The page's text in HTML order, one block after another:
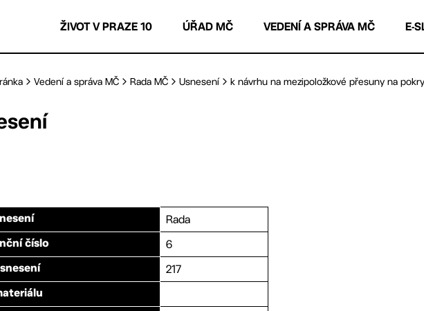
ŽIVOT V PRAZE 10 ÚŘAD MČ VEDENÍ A SPRÁVA MČ E-
Vedení a správa MČ Rada MČ Usnesení k návrhu na mezipoložkové přesuny na
Rada
číslo 6
217